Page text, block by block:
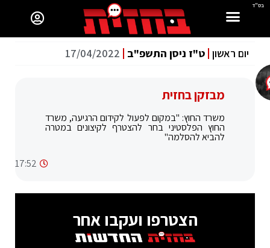
בס"ד
יום ראשון ט"ז ניסן התשפ"ב 17/04/2022
מבזקן בחזית
משרד החוץ: "במקום לפעול לקידום הרגיעה, משרד
החוץ הפלסטיני בחר להצטרף לקיצונים במטרה
להביא להסלמה"
17:52
הצטרפו ועקבו אחר